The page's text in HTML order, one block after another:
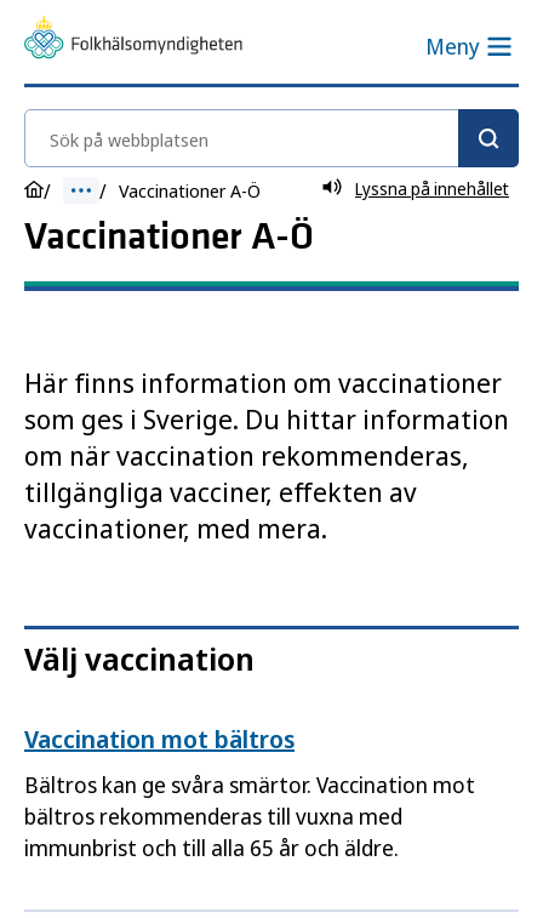
Meny
Sök på webbplatsen
Vaccinationer A-Ö Lyssna på innehållet
Vaccinationer A-Ö
Här finns information om vaccinationer
som ges i Sverige. Du hittar information
om när vaccination rekommenderas,
tillgängliga vacciner, effekten av
vaccinationer, med mera.
Välj vaccination
Vaccination mot bältros
Bältros kan ge svåra smärtor. Vaccination mot
bältros rekommenderas till vuxna med
immunbrist och till alla 65 år och äldre.